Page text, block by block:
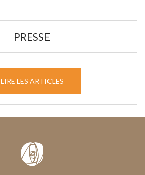
PRESSE
LIRE LES ARTICLES